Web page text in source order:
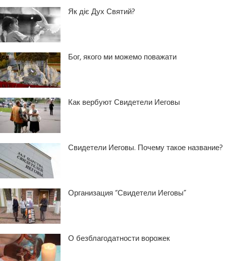
Як діє Дух Святий?
Бог, якого ми можемо поважати
Как вербуют Свидетели Иеговы
Свидетели Иеговы. Почему такое название?
Организация “Свидетели Иеговы”
О безблагодатности ворожек